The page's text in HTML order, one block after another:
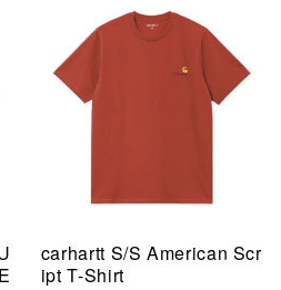
carhartt S/S American Scr
ipt T-Shirt